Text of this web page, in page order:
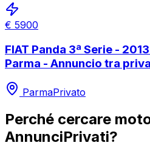
€ 5900
FIAT Panda 3ª Serie -
Parma - Annuncio tra
ParmaPrivato
Perché cercare
AnnunciPrivati?